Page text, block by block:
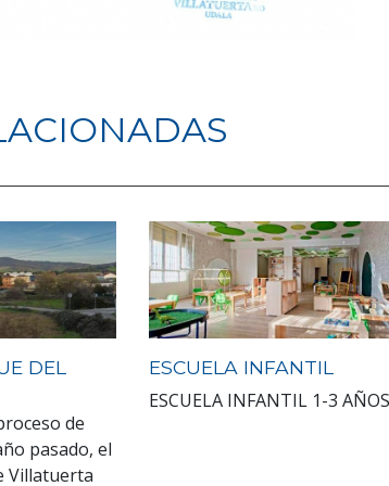
DEL
de
pasado, el
Villatuerta
ESCUELA INFANTIL
ESCUELA INFANTIL 1-3